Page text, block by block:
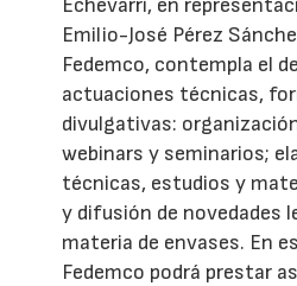
Echevarri, en
Emilio-José Pérez
Fedemco, contempla el
actuaciones técnicas,
divulgativas:
webinars y seminarios;
técnicas, estudios y
y difusión de novedades
materia de envases. En
Fedemco podrá prestar